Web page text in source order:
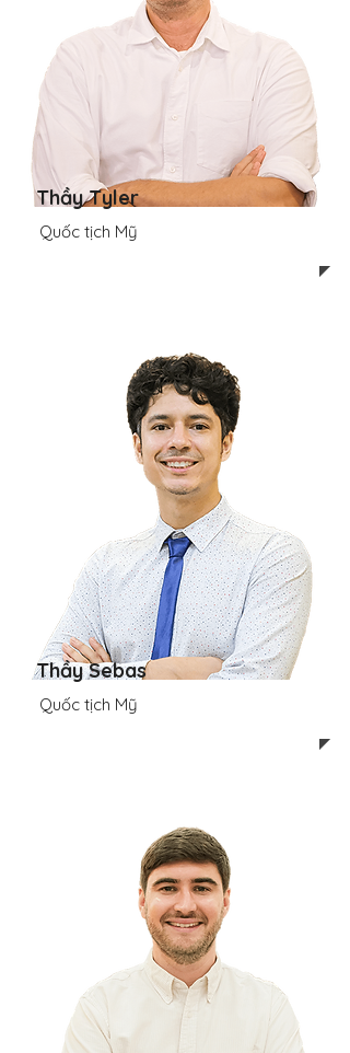
Thầy Tyler
Quốc tịch Mỹ
Thầy Sebas
Quốc tịch Mỹ